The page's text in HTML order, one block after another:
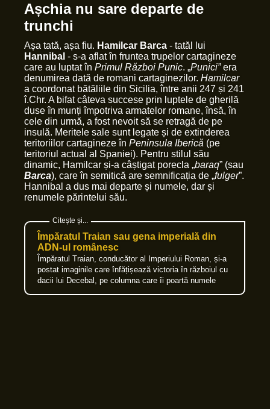
Așchia nu sare departe de
trunchi
Așa tată, așa fiu. Hamilcar Barca - tatăl lui
Hannibal - s-a aflat în fruntea trupelor cartagineze
care au luptat în Primul Război Punic. „Punici”era
denumirea dată de romani cartaginezilor. Hamilcar
a coordonat bătăliile din Sicilia, între anii 247 și 241
î.Chr. A bifat câteva succese prin luptele de gherilă
duse în munți împotriva armatelor romane, însă, în
cele din urmă, a fost nevoit să se retragă de pe
insulă. Meritele sale sunt legate și de extinderea
teritoriilor cartagineze în Peninsula Iberică (pe
teritoriul actual al Spaniei). Pentru stilul său
dinamic, Hamilcar și-a câștigat porecla „baraq” (sau
Barca), care în semitică are semnificația de „fulger”.
Hannibal a dus mai departe și numele, dar și
renumele părintelui său.
Împăratul Traian sau gena imperială din
ADN-ul românesc
Împăratul Traian, conducător al Imperiului Roman, și-a
postat imaginile care înfățișează victoria în războiul cu
dacii lui Decebal, pe columna care îi poartă numele